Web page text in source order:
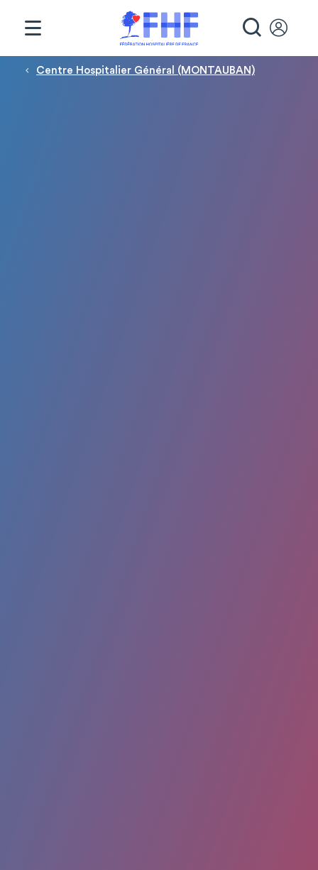
Fil d'Ariane
Centre Hospitalier Général (MONTAUBAN)
Panneau de gestion des cookies